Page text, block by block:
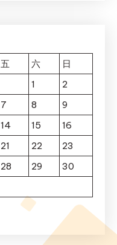
五 六
日
1
2
7 8
9
14 15
16
21 22
23
28 29
30